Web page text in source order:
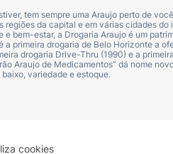
cookies
tem sempre uma Araujo perto de
regiões da capital e em várias cidades
bem-estar, a Drogaria Araujo é um
a primeira drogaria de Belo Horizonte a
drogaria Drive-Thru (1990) e a
Araujo de Medicamentos” dá nome
variedade e estoque.